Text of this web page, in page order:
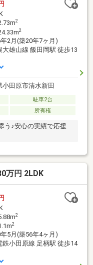
2
2
2月(築20年7ヶ月)
大雄山線 飯田岡駅 徒歩13
小田原市清水新田
駐車2台
所有権
う♪安心の実績で応援
万円 2LDK
2
2
5月(築56年4ヶ月)
鉄小田原線 足柄駅 徒歩14